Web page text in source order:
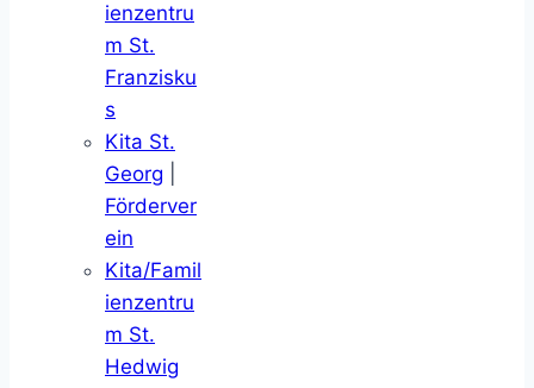
ienzentru
m St.
Franzisku
s
Kita St.
Georg
Förderver
ein
Kita/Famil
ienzentru
m St.
Hedwig